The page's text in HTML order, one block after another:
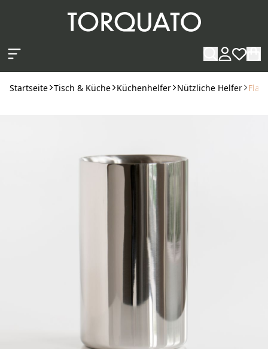
Startseite Tisch & Küche Küchenhelfer Nützliche Helfer